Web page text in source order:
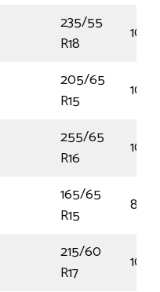
235/55
R18
104V
205/65
R15
102T
255/65
R16
109V
165/65
R15
81T
215/60
R17
109T